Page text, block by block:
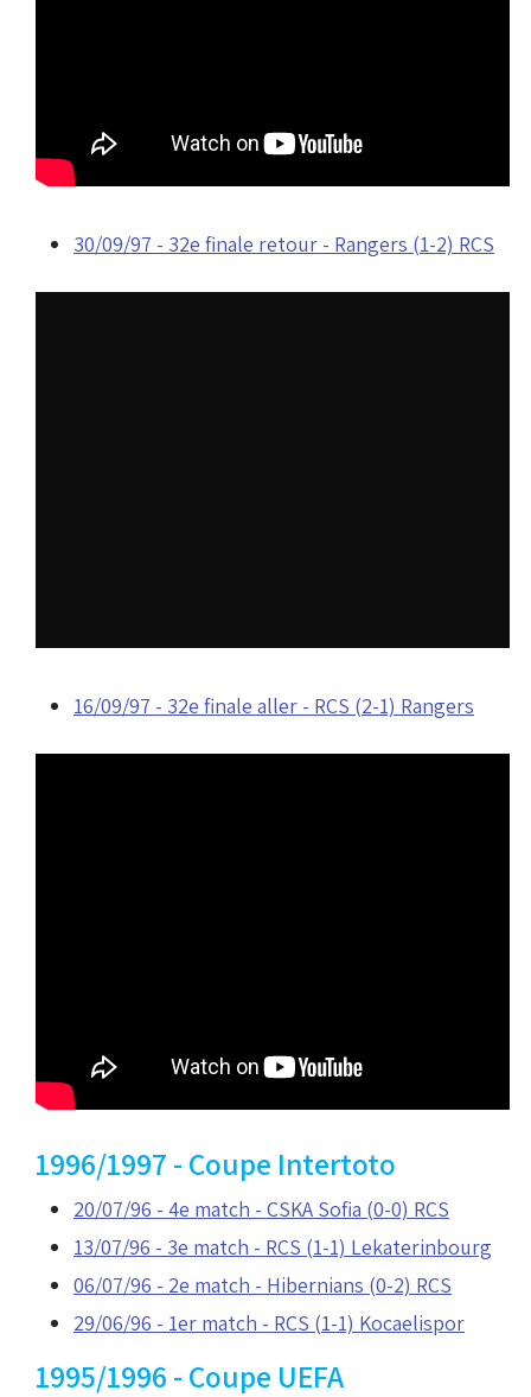
30/09/97 - 32e finale retour - Rangers (1-2) RCS
16/09/97 - 32e finale aller - RCS (2-1) Rangers
1996/1997 - Coupe Intertoto
20/07/96 - 4e match - CSKA Sofia (0-0) RCS
13/07/96 - 3e match - RCS (1-1) Lekaterinbourg
06/07/96 - 2e match - Hibernians (0-2) RCS
29/06/96 - 1er match - RCS (1-1) Kocaelispor
1995/1996 - Coupe UEFA